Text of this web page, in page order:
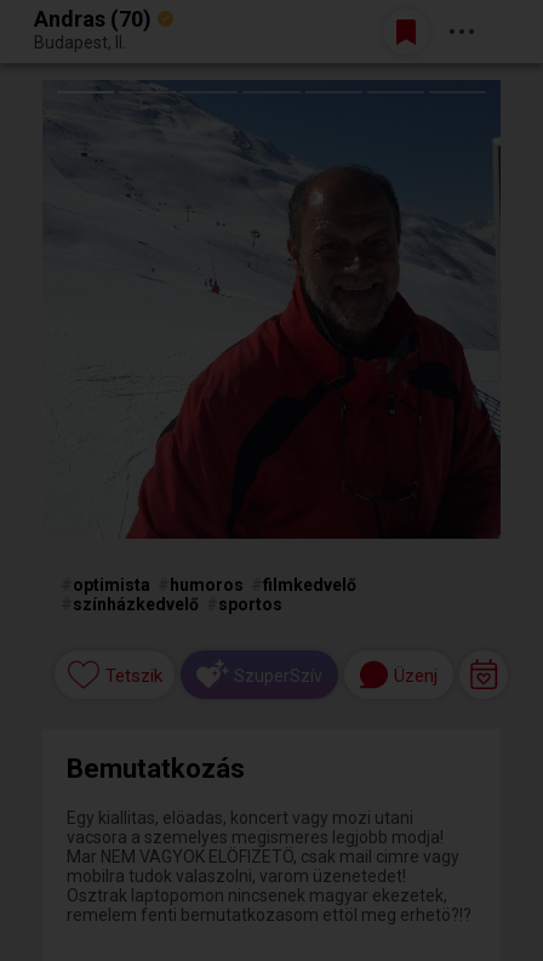
Egy jó randiból bármi lehet.
Belépés
Andras (70)
Budapest, II.
optimista humoros
filmkedvelő
színházkedvelő sportos
Tetszik SzuperSzív Üzenj
Bemutatkozás
Egy kiallitas, elöadas, koncert vagy mozi utani
vacsora a szemelyes megismeres legjobb modja!
Mar NEM VAGYOK ELÖFIZETÖ, csak mail cimre vagy
mobilra tudok valaszolni, varom üzenetedet!
Osztrak laptopomon nincsenek magyar ekezetek,
remelem fenti bemutatkozasom ettöl meg erhetö?!?